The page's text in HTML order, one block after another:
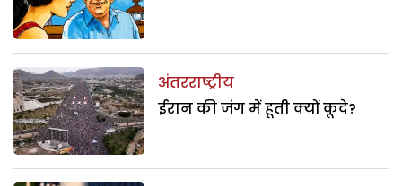
अंतरराष्ट्रीय
ईरान की जंग में हूती क्यों कूदे?